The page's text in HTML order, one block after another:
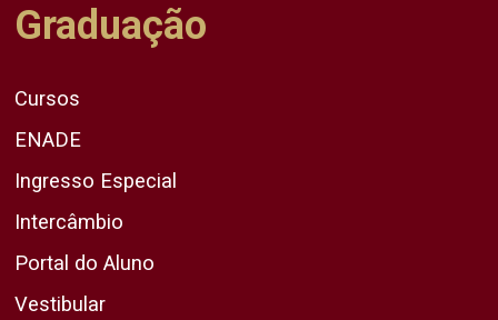
Graduação
Cursos
ENADE
Ingresso Especial
Intercâmbio
Portal do Aluno
Vestibular